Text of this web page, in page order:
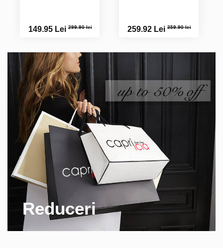
149.95 Lei299.90 lei 259.92 Lei359.90 lei
Reduceri